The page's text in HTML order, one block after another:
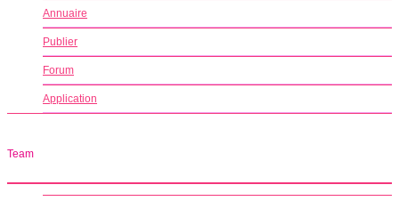
Annuaire
Publier
Forum
Application
Team